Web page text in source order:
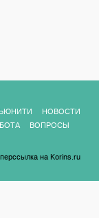
НОВОСТИ
ВОПРОСЫ
на Korins.ru